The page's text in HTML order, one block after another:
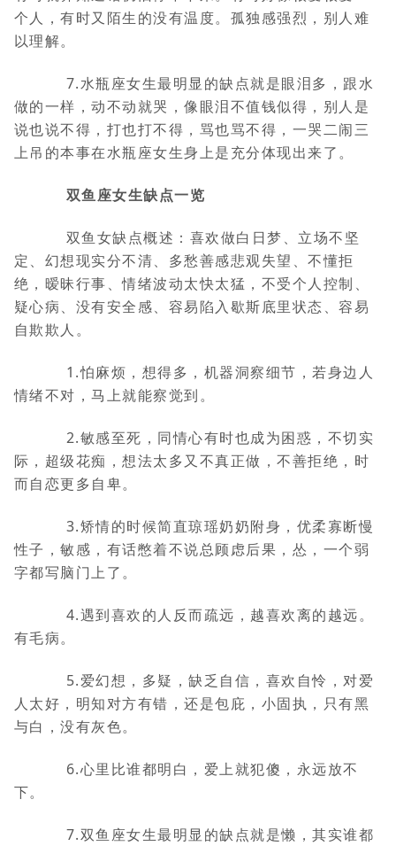
个人，有时又陌生的没有温度。孤独感强烈，别人难
以理解。
7.水瓶座女生最明显的缺点就是眼泪多，跟水
做的一样，动不动就哭，像眼泪不值钱似得，别人是
说也说不得，打也打不得，骂也骂不得，一哭二闹三
上吊的本事在水瓶座女生身上是充分体现出来了。
双鱼座女生缺点一览
双鱼女缺点概述：喜欢做白日梦、立场不坚
定、幻想现实分不清、多愁善感悲观失望、不懂拒
绝，暧昧行事、情绪波动太快太猛，不受个人控制、
疑心病、没有安全感、容易陷入歇斯底里状态、容易
自欺欺人。
1.怕麻烦，想得多，机器洞察细节，若身边人
情绪不对，马上就能察觉到。
2.敏感至死，同情心有时也成为困惑，不切实
际，超级花痴，想法太多又不真正做，不善拒绝，时
而自恋更多自卑。
3.矫情的时候简直琼瑶奶奶附身，优柔寡断慢
性子，敏感，有话憋着不说总顾虑后果，怂，一个弱
字都写脑门上了。
4.遇到喜欢的人反而疏远，越喜欢离的越远。
有毛病。
5.爱幻想，多疑，缺乏自信，喜欢自怜，对爱
人太好，明知对方有错，还是包庇，小固执，只有黑
与白，没有灰色。
6.心里比谁都明白，爱上就犯傻，永远放不
下。
7.双鱼座女生最明显的缺点就是懒，其实谁都